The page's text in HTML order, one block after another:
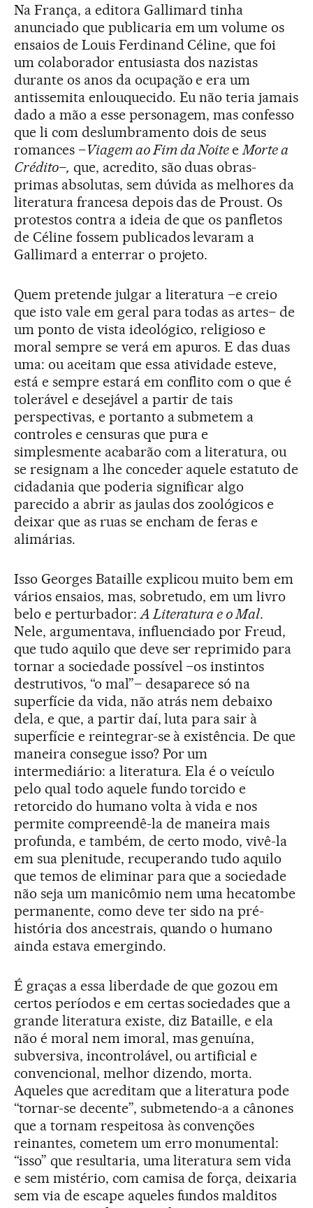
Na França, a editora Gallimard tinha
anunciado que publicaria em um volume os
ensaios de Louis Ferdinand Céline, que foi
um colaborador entusiasta dos nazistas
durante os anos da ocupação e era um
antissemita enlouquecido. Eu não teria jamais
dado a mão a esse personagem, mas confesso
que li com deslumbramento dois de seus
romances –Viagem ao Fim da Noitee Morte a
Crédito–, que, acredito, são duas obras-
primas absolutas, sem dúvida as melhores da
literatura francesa depois das de Proust. Os
protestos contra a ideia de que os panfletos
de Céline fossem publicados levaram a
Gallimard a enterrar o projeto.
Quem pretende julgar a literatura –e creio
que isto vale em geral para todas as artes– de
um ponto de vista ideológico, religioso e
moral sempre se verá em apuros. E das duas
uma: ou aceitam que essa atividade esteve,
está e sempre estará em conflito com o que é
tolerável e desejável a partir de tais
perspectivas, e portanto a submetem a
controles e censuras que pura e
simplesmente acabarão com a literatura, ou
se resignam a lhe conceder aquele estatuto de
cidadania que poderia significar algo
parecido a abrir as jaulas dos zoológicos e
deixar que as ruas se encham de feras e
alimárias.
Isso Georges Bataille explicou muito bem em
vários ensaios, mas, sobretudo, em um livro
belo e perturbador: A Literatura e o Mal.
Nele, argumentava, influenciado por Freud,
que tudo aquilo que deve ser reprimido para
tornar a sociedade possível –os instintos
destrutivos, “o mal”– desaparece só na
superfície da vida, não atrás nem debaixo
dela, e que, a partir daí, luta para sair à
superfície e reintegrar-se à existência. De que
maneira consegue isso? Por um
intermediário: a literatura. Ela é o veículo
pelo qual todo aquele fundo torcido e
retorcido do humano volta à vida e nos
permite compreendê-la de maneira mais
profunda, e também, de certo modo, vivê-la
em sua plenitude, recuperando tudo aquilo
que temos de eliminar para que a sociedade
não seja um manicômio nem uma hecatombe
permanente, como deve ter sido na pré-
história dos ancestrais, quando o humano
ainda estava emergindo.
É graças a essa liberdade de que gozou em
certos períodos e em certas sociedades que a
grande literatura existe, diz Bataille, e ela
não é moral nem imoral, mas genuína,
subversiva, incontrolável, ou artificial e
convencional, melhor dizendo, morta.
Aqueles que acreditam que a literatura pode
“tornar-se decente”, submetendo-a a cânones
que a tornam respeitosa às convenções
reinantes, cometem um erro monumental:
“isso” que resultaria, uma literatura sem vida
e sem mistério, com camisa de força, deixaria
sem via de escape aqueles fundos malditos